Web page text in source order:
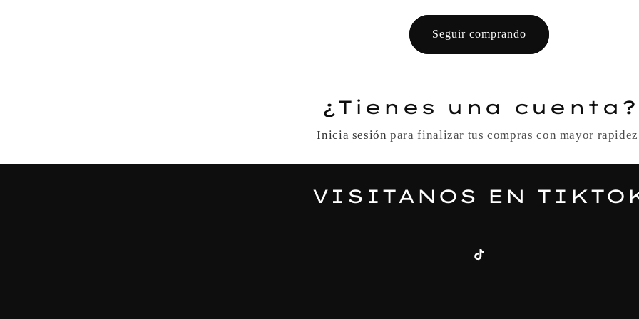
Seguir comprando
¿Tienes una cuenta?
Inicia sesión para finalizar tus compras con mayor
VISITANOS EN
TikTok